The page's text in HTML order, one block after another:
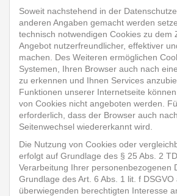
Soweit nachstehend in der
anderen Angaben gemacht werden
technisch notwendigen Cookies zu dem
Angebot nutzerfreundlicher, effektiver
machen. Des Weiteren ermöglichen
Systemen, Ihren Browser auch nach
zu erkennen und Ihnen Services
Funktionen unserer Internetseite
von Cookies nicht angeboten werden.
erforderlich, dass der Browser auch
Seitenwechsel wiedererkannt wird.
Die Nutzung von Cookies oder
erfolgt auf Grundlage des § 25 Abs. 2
Verarbeitung Ihrer personenbezogenen
Grundlage des Art. 6 Abs. 1 lit. f DSGVO
überwiegenden berechtigten Interesse